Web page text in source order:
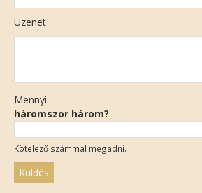
Üzenet
Mennyi
háromszor három?
Kötelező számmal megadni.